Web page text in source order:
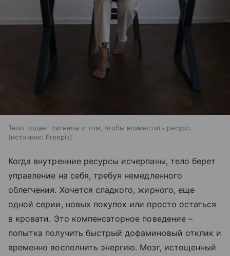
Тело подает сигналы о том, чтобы возместить ресурс.
источник: Freepik
Когда внутренние ресурсы исчерпаны, тело берет
управление на себя, требуя немедленного
облегчения. Хочется сладкого, жирного, еще
одной серии, новых покупок или просто остаться
в кровати. Это компенсаторное поведение –
попытка получить быстрый дофаминовый отклик и
временно восполнить энергию. Мозг, истощенный